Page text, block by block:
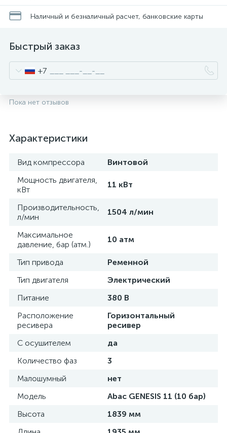
Наличный и безналичный расчет, банковские карты
Быстрый заказ
+7
Пока нет отзывов
Характеристики
Вид компрессора
Винтовой
Мощность двигателя,
кВт
11 кВт
Производительность,
л/мин
1504 л/мин
Максимальное
давление, бар (атм.)
10 атм
Тип привода
Ременной
Тип двигателя
Электрический
Питание
380 В
Расположение
ресивера
Горизонтальный
ресивер
С осушителем
да
Количество фаз
3
Малошумный
нет
Модель
Abac GENESIS 11 (10 бар)
Высота
1839 мм